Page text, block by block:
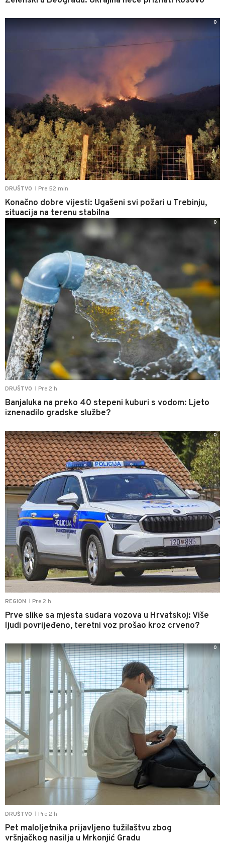
DRUŠTVO Pre 52 min
Konačno dobre vijesti: Ugašeni svi požari u Trebinju,
situacija na terenu stabilna
0
DRUŠTVO Pre 2 h
Banjaluka na preko 40 stepeni kuburi s vodom: Ljeto
iznenadilo gradske službe?
0
REGION Pre 2 h
Prve slike sa mjesta sudara vozova u Hrvatskoj: Više
ljudi povrijeđeno, teretni voz prošao kroz crveno?
0
DRUŠTVO Pre 2 h
Pet maloljetnika prijavljeno tužilaštvu zbog
vršnjačkog nasilja u Mrkonjić Gradu
0